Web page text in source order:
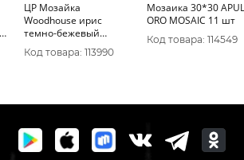
ЦР Мозайка
Woodhouse ирис
темно-бежевый
(30*30) 1сорт
Код товара: 113990
Мозаика 30*30
ORO MOSAIC 11 шт
Код товара: 114549